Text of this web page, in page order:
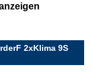
2xKlima 9S